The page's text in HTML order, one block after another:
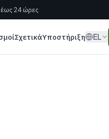
24 ώρες
ΣχετικάΥποστήριξη EL